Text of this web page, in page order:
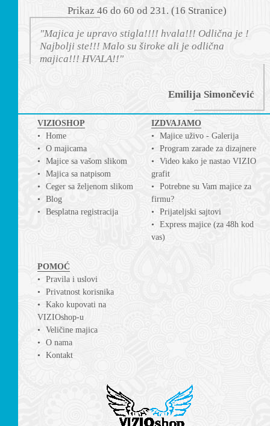
Prikаz 46 do 60 оd 231. (16 Strаnicе)
"Majica je upravo stigla!!!! hvala!!! Odlična je !
Najbolji ste!!! Malo su široke ali je odlična
majica!!! HVALA!!"
Emilija Simončević
VIZIOSHOP
Home
O majicama
Majice sa vašom slikom
Majica sa natpisom
Ceger sa željenom slikom
Blog
Besplatna registracija
IZDVAJAMO
Majice uživo - Galerija
Program zarade za dizajnere
Video kako je nastao VIZIO
grafit
Potrebne su Vam majice za
firmu?
Prijateljski sajtovi
Express majice (za 48h kod
vas)
POMOĆ
Pravila i uslovi
Privatnost korisnika
Kako kupovati na
VIZIOshop-u
Veličine majica
O nama
Kontakt